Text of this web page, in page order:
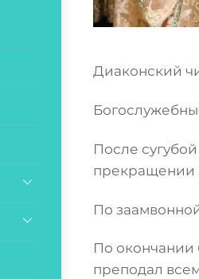
Диаконский
После
прекращении
По
По окончании
преподал